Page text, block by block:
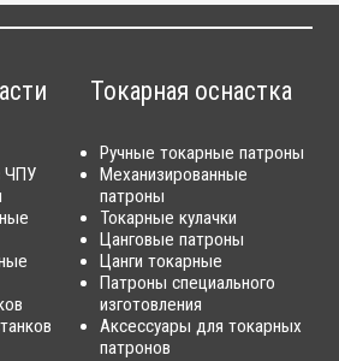
ЧПУ
Токарная оснастка
Ручные токарные патроны
Механизированные
патроны
Токарные кулачки
Цанговые патроны
Цанги токарные
Патроны специального
изготовления
Аксессуары для токарных
патронов